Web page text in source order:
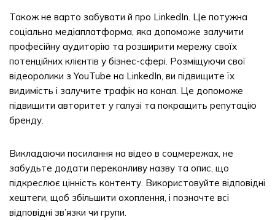
Також не варто забувати й про LinkedIn. Це потужна
соціальна медіаплатформа, яка допоможе залучити
професійну аудиторію та розширити мережу своїх
потенційних клієнтів у бізнес-сфері. Розміщуючи свої
відеоролики з YouTube на LinkedIn, ви підвищите їх
видимість і залучите трафік на канал. Це допоможе
підвищити авторитет у галузі та покращить репутацію
бренду.
Викладаючи посилання на відео в соцмережах, не
забудьте додати переконливу назву та опис, що
підкреслює цінність контенту. Використовуйте відповідні
хештеги, щоб збільшити охоплення, і позначте всі
відповідні зв’язки чи групи.